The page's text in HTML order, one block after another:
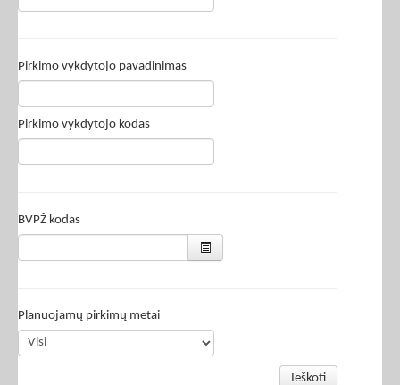
Pirkimo vykdytojo pavadinimas
Pirkimo vykdytojo kodas
BVPŽ kodas
Planuojamų pirkimų metai
Ieškoti